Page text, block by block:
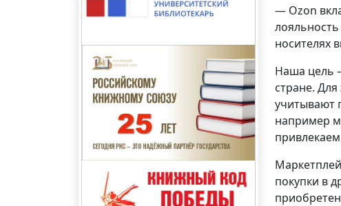
— Ozon
носителях
Наша цель
стране.
учитывают
например
покупки в